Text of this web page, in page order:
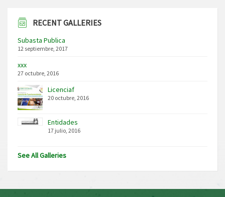
RECENT GALLERIES
Subasta Publica
12 septiembre, 2017
xxx
27 octubre, 2016
Licenciaf
20 octubre, 2016
Entidades
17 julio, 2016
See All Galleries